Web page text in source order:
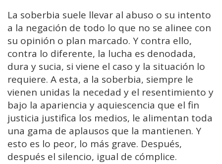
La soberbia suele llevar al abuso o su intento
a la negación de todo lo que no se alinee con
su opinión o plan marcado. Y contra ello,
contra lo diferente, la lucha es denodada,
dura y sucia, si viene el caso y la situación lo
requiere. A esta, a la soberbia, siempre le
vienen unidas la necedad y el resentimiento y
bajo la apariencia y aquiescencia que el fin
justicia justifica los medios, le alimentan toda
una gama de aplausos que la mantienen. Y
esto es lo peor, lo más grave. Después,
después el silencio, igual de cómplice.